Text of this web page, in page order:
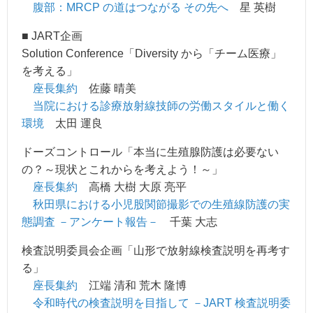
腹部：MRCP の道はつながる その先へ 星 英樹
■ JART企画
Solution Conference「Diversity から「チーム医療」
を考える」
座長集約 佐藤 晴美
当院における診療放射線技師の労働スタイルと働く
環境 太田 運良
ドーズコントロール「本当に生殖腺防護は必要ない
の？～現状とこれからを考えよう！～」
座長集約 高橋 大樹 大原 亮平
秋田県における小児股関節撮影での生殖線防護の実
態調査 －アンケート報告－
千葉 大志
検査説明委員会企画「山形で放射線検査説明を再考す
る」
座長集約 江端 清和 荒木 隆博
令和時代の検査説明を目指して －JART 検査説明委